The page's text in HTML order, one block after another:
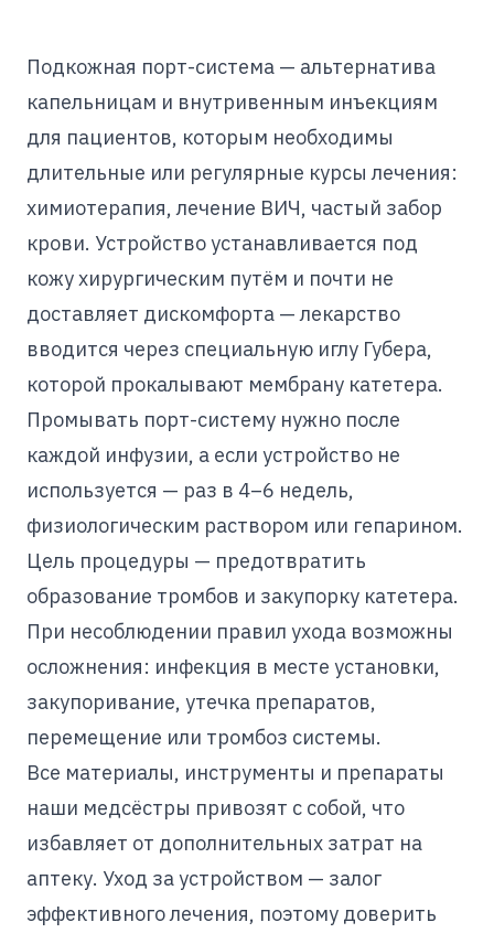
Подкожная порт-система — альтернатива
капельницам и внутривенным инъекциям
для пациентов, которым необходимы
длительные или регулярные курсы лечения:
химиотерапия, лечение ВИЧ, частый забор
крови. Устройство устанавливается под
кожу хирургическим путём и почти не
доставляет дискомфорта — лекарство
вводится через специальную иглу Губера,
которой прокалывают мембрану катетера.
Промывать порт-систему нужно после
каждой инфузии, а если устройство не
используется — раз в 4–6 недель,
физиологическим раствором или гепарином.
Цель процедуры — предотвратить
образование тромбов и закупорку катетера.
При несоблюдении правил ухода возможны
осложнения: инфекция в месте установки,
закупоривание, утечка препаратов,
перемещение или тромбоз системы.
Все материалы, инструменты и препараты
наши медсёстры привозят с собой, что
избавляет от дополнительных затрат на
аптеку. Уход за устройством — залог
эффективного лечения, поэтому доверить